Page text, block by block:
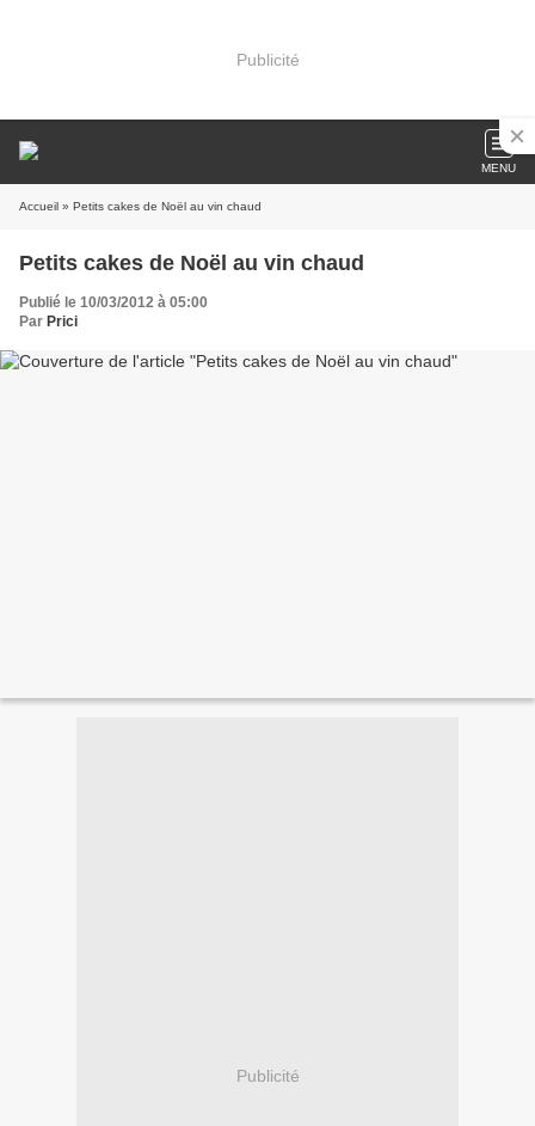
Publicité
MENU
Accueil » Petits cakes de Noël au vin chaud
Petits cakes de Noël au vin chaud
Publié le 10/03/2012 à 05:00
Par Prici
Publicité